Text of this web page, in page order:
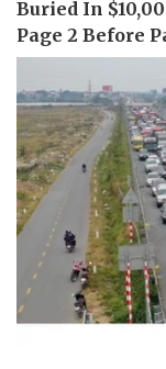
Bóng đá
Lịch thi đấu bóng đá
eSports
Hậu trường